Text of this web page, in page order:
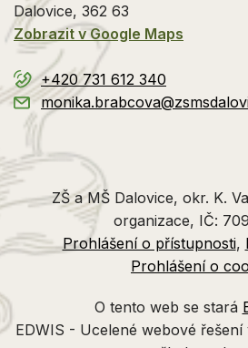
Dalovice, 362 63
Zobrazit v Google Maps
+420 731 612 340
ZŠ a MŠ Dalovice, okr. K.
organizace, IČ:
Prohlášení o přístupnosti
Prohlášení o
O tento web se stará
EDWIS - Ucelené webové